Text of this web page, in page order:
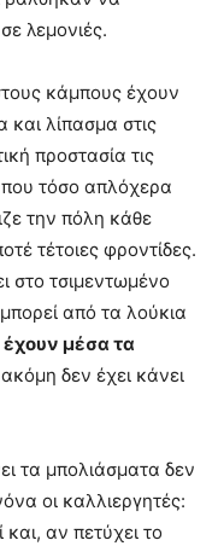
λεμονιές.
κάμπους έχουν
και λίπασμα στις
προστασία τις
τόσο απλόχερα
την πόλη κάθε
τέτοιες φροντίδες.
στο τσιμεντωμένο
από τα λούκια
έχουν μέσα τα
δεν έχει κάνει
τα μπολιάσματα δεν
οι καλλιεργητές:
αν πετύχει το